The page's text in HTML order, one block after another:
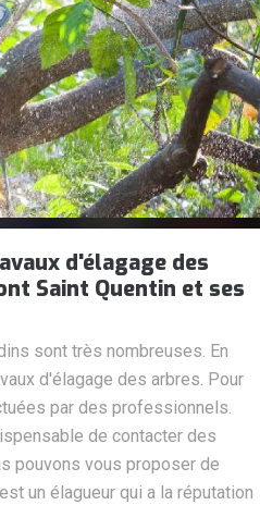
d'élagage des
Saint Quentin et ses
sont très nombreuses. En
d'élagage des arbres. Pour
par des professionnels.
de contacter des
pouvons vous proposer de
un élagueur qui a la réputation